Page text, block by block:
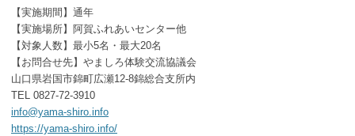
【実施期間】通年
【実施場所】阿賀ふれあいセンター他
【対象人数】最小5名・最大20名
【お問合せ先】やましろ体験交流協議会
山口県岩国市錦町広瀬12-8錦総合支所内
TEL 0827-72-3910
info@yama-shiro.info
https://yama-shiro.info/